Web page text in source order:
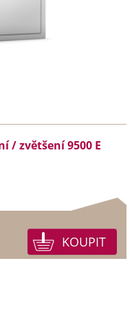
/ zvětšení 9500 E